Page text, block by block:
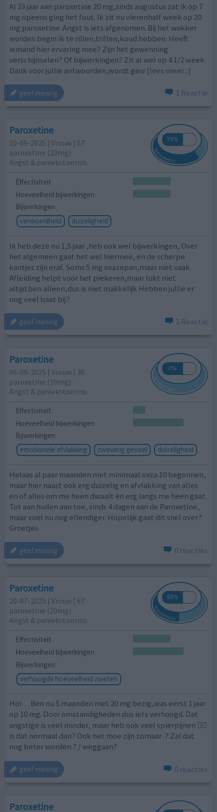
Al 33 jaar aan paroxetine 20 mg,sinds augustus zat ik op 7
mg opeens ging het fout. Ik zit nu vierenhalf week op 20
mg paroxetine. Angst is iets afgenomen. Bij het wakker
worden begin ik te rillen,trillen,koud hebben. Heeft
iemand hier ervaring mee? Zijn het gewenning
verschijnselen? Of bijwerkingen? Zit al wel op 4 1/2 week
Dank voor jullie antwoorden,wordt gew [lees meer...]
geef mening 1 Reactie
Paroxetine
10-09-2025 | Vrouw | 67
paroxetine (20mg)
Angst & paniekstoornis
Effectiviteit
Hoeveelheid bijwerkingen
Bijwerkingen
vermoeidheid
duizeligheid
Ik heb deze nu 1,5 jaar ,heb ook wel bijwerkingen, Over
het algemeen gaat het wel hiermee, en de scherpe
kantjes zijn eraf. Soms 5 mg oxazepan,maar niet vaak.
Afleiding helpt voor het piekeren,maar lukt niet
altijd.ben alleen,dus is niet makkelijk Hebben jullie er
nog veel baat bij?
geef mening 1 Reactie
Paroxetine
06-09-2025 | Vrouw | 36
paroxetine (10mg)
Angst & paniekstoornis
Effectiviteit
Hoeveelheid bijwerkingen
Bijwerkingen
emotionele afvlakking
zweverig gevoel duizeligheid
Helaas al paar maanden met minimaal oxza 10 begonnen,
maar hier naast ook erg duizelig en afvlakking van alles
en of alles om me heen dwaalt en erg langs me heen gaat.
Tot aan huilen aan toe, sinds 4 dagen aan de Paroxetine,
maar voel nu nog ellendiger. Hopelijk gaat dit snel over?
Groetjes
geef mening 0 reacties
Paroxetine
20-07-2025 | Vrouw | 67
paroxetine (20mg)
Angst & paniekstoornis
Effectiviteit
Hoeveelheid bijwerkingen
Bijwerkingen
verhoogde hoeveelheid zweten
Hoi… Ben nu 5 maanden met 20 mg bezig,was eerst 1 jaar
op 10 mg. Door omstandigheden dus iets verhoogd. Dat
angstige is veel minder, maar heb ook veel spierpijnen 🤷‍♀️
is dat normaal dan? Ook het moe zijn zomaar .? Zal dat
nog beter worden.? / weggaan?
geef mening 0 reacties
Paroxetine